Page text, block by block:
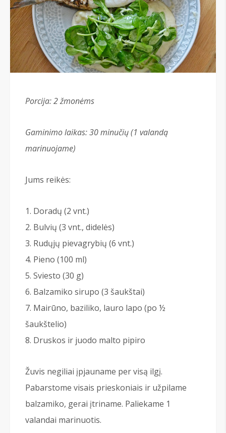
Porcija: 2žmonėms
Gaminimo laikas: 30 minučių (1 valandą
marinuojame)
Jums reikės:
Doradų (2 vnt.)
Bulvių (3 vnt., didelės)
Rudųjų pievagrybių (6 vnt.)
Pieno (100 ml)
Sviesto (30 g)
Balzamiko sirupo (3 šaukštai)
Mairūno, baziliko, lauro lapo (po ½
šaukštelio)
Druskos ir juodo malto pipiro
Žuvis negiliai įpjauname per visą ilgį.
Pabarstome visais prieskoniais ir užpilame
balzamiko, gerai įtriname. Paliekame 1
valandai marinuotis.